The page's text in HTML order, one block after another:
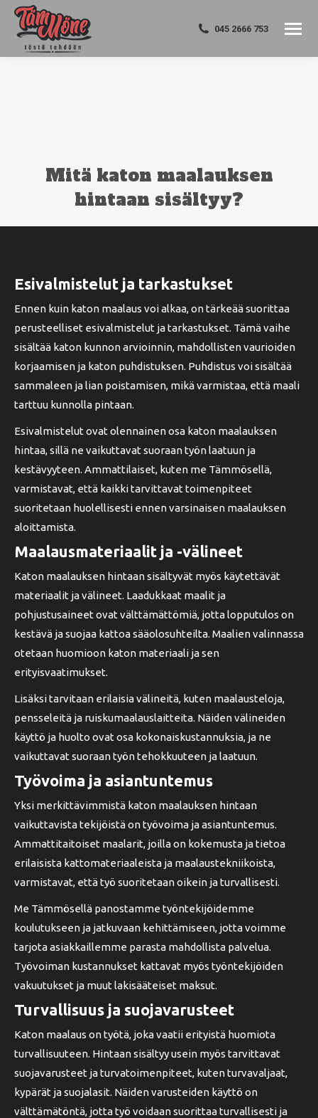
045 2666 753
Mitä katon maalauksen
hintaan sisältyy?
Esivalmistelut ja tarkastukset
Ennen kuin katon maalaus voi alkaa, on tärkeää suorittaa
perusteelliset esivalmistelut ja tarkastukset. Tämä vaihe
sisältää katon kunnon arvioinnin, mahdollisten vaurioiden
korjaamisen ja katon puhdistuksen. Puhdistus voi sisältää
sammaleen ja lian poistamisen, mikä varmistaa, että maali
tarttuu kunnolla pintaan.
Esivalmistelut ovat olennainen osa katon maalauksen
hintaa, sillä ne vaikuttavat suoraan työn laatuun ja
kestävyyteen. Ammattilaiset, kuten me Tämmösellä,
varmistavat, että kaikki tarvittavat toimenpiteet
suoritetaan huolellisesti ennen varsinaisen maalauksen
aloittamista.
Maalausmateriaalit ja -välineet
Katon maalauksen hintaan sisältyvät myös käytettävät
materiaalit ja välineet. Laadukkaat maalit ja
pohjustusaineet ovat välttämättömiä, jotta lopputulos on
kestävä ja suojaa kattoa sääolosuhteilta. Maalien valinnassa
otetaan huomioon katon materiaali ja sen
erityisvaatimukset.
Lisäksi tarvitaan erilaisia välineitä, kuten maalausteloja,
pensseleitä ja ruiskumaalauslaitteita. Näiden välineiden
käyttö ja huolto ovat osa kokonaiskustannuksia, ja ne
vaikuttavat suoraan työn tehokkuuteen ja laatuun.
Työvoima ja asiantuntemus
Yksi merkittävimmistä katon maalauksen hintaan
vaikuttavista tekijöistä on työvoima ja asiantuntemus.
Ammattitaitoiset maalarit, joilla on kokemusta ja tietoa
erilaisista kattomateriaaleista ja maalaustekniikoista,
varmistavat, että työ suoritetaan oikein ja turvallisesti.
Me Tämmösellä panostamme työntekijöidemme
koulutukseen ja jatkuvaan kehittämiseen, jotta voimme
tarjota asiakkaillemme parasta mahdollista palvelua.
Työvoiman kustannukset kattavat myös työntekijöiden
vakuutukset ja muut lakisääteiset maksut.
Turvallisuus ja suojavarusteet
Katon maalaus on työtä, joka vaatii erityistä huomiota
turvallisuuteen. Hintaan sisältyy usein myös tarvittavat
suojavarusteet ja turvatoimenpiteet, kuten turvavaljaat,
kypärät ja suojalasit. Näiden varusteiden käyttö on
välttämätöntä, jotta työ voidaan suorittaa turvallisesti ja